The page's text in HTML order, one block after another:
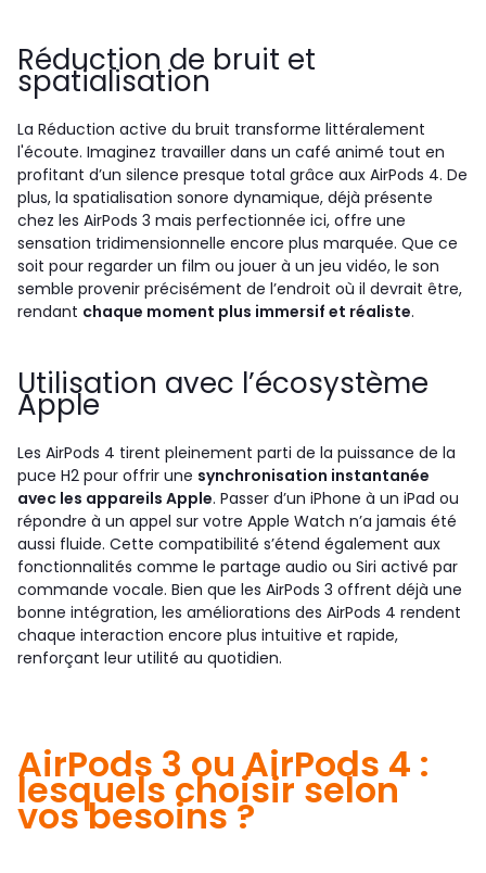
Réduction de bruit et
spatialisation
La Réduction active du bruit transforme littéralement
l'écoute. Imaginez travailler dans un café animé tout en
profitant d’un silence presque total grâce aux AirPods 4. De
plus, la spatialisation sonore dynamique, déjà présente
chez les AirPods 3 mais perfectionnée ici, offre une
sensation tridimensionnelle encore plus marquée. Que ce
soit pour regarder un film ou jouer à un jeu vidéo, le son
semble provenir précisément de l’endroit où il devrait être,
rendant chaque moment plus immersif et réaliste.
Utilisation avec l’écosystème
Apple
Les AirPods 4 tirent pleinement parti de la puissance de la
puce H2 pour offrir une synchronisation instantanée
avec les appareils Apple. Passer d’un iPhone à un iPad ou
répondre à un appel sur votre Apple Watch n’a jamais été
aussi fluide. Cette compatibilité s’étend également aux
fonctionnalités comme le partage audio ou Siri activé par
commande vocale. Bien que les AirPods 3 offrent déjà une
bonne intégration, les améliorations des AirPods 4 rendent
chaque interaction encore plus intuitive et rapide,
renforçant leur utilité au quotidien.
AirPods 3 ou AirPods 4 :
lesquels choisir selon
vos besoins ?